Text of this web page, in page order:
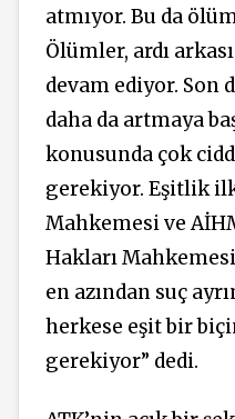
atmıyor. Bu da
Ölümler, ardı
devam ediyor. Son
daha da artmaya
konusunda çok
gerekiyor. Eşitlik
Mahkemesi ve
Hakları
en azından suç
herkese eşit bir
gerekiyor” dedi.